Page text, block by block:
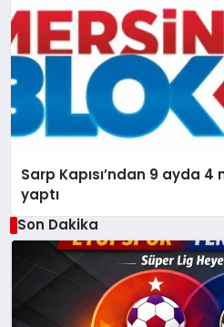
Sarp Kapısı’ndan 9 ayda
yaptı
Son Dakika